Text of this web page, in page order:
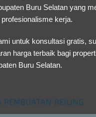
Buru Selatan yang
kerja.
untuk konsultasi gratis,
harga terbaik bagi
Buru Selatan.
PEMBUATAN REILING